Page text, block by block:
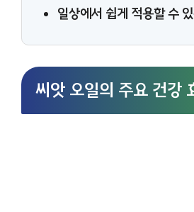
일상에서 쉽게 적용할 수
씨앗 오일의 주요 건강